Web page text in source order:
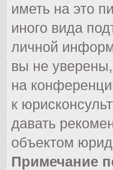
иметь на это
иного вида
личной
вы не
на
к
давать
объектом
Примечание